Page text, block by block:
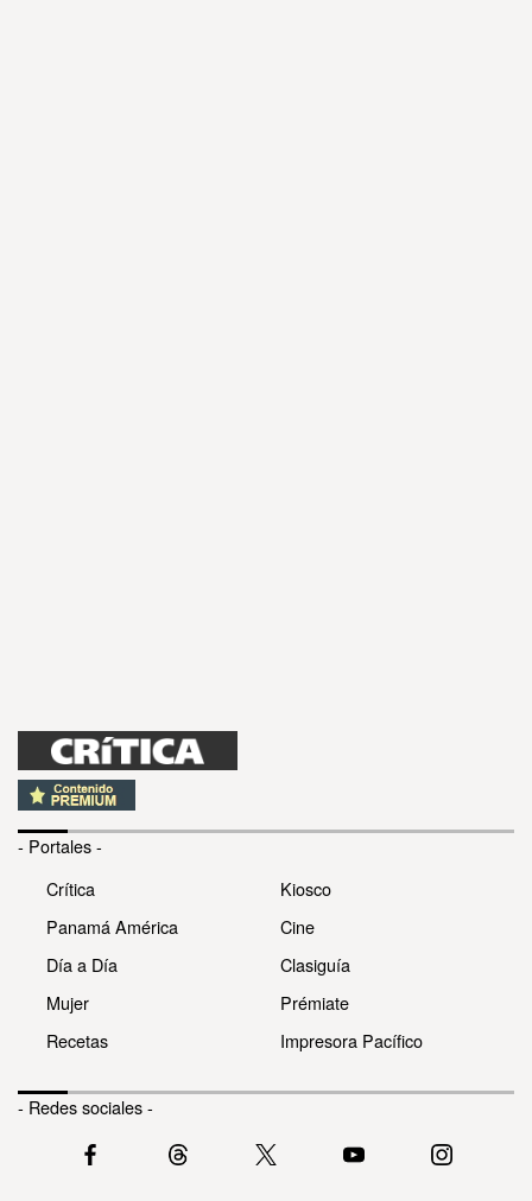
- Portales -
Crítica
Panamá América
Día a Día
Mujer
Recetas
Kiosco
Cine
Clasiguía
Prémiate
Impresora Pacífico
- Redes sociales -